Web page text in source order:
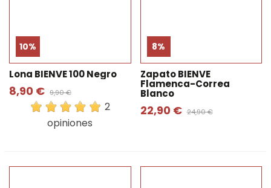
10%
Lona BIENVE 100 Negro
8,90 € 9,90 €
2
opiniones
8%
Zapato BIENVE
Flamenca-Correa
Blanco
22,90 € 24,90 €